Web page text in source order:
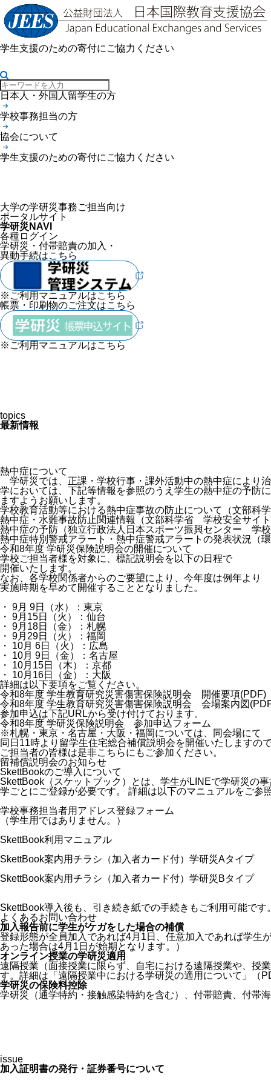
学生支援のための寄付にご協力ください
日本人・外国人留学生の方
学校事務担当の方
協会について
学生支援のための寄付にご協力ください
学研災NAVI TOP
付帯総合保険等の導入手続
帳票・印刷物ダウンロード
約款等
大学の学研災事務ご担当向け
ポータルサイト
学研災NAVI
各種ログイン
学研災・付帯賠責の加入・
異動手続はこちら
※ご利用マニュアルはこちら
帳票・印刷物のご注文はこちら
※ご利用マニュアルはこちら
topics
最新情報
熱中症について
学研災では、正課・学校行事・課外活動中の熱中症により
学においては、下記等情報を参照のうえ学生の熱中症の予防
ますようお願いします。
学校教育活動等における熱中症事故の防止について（文部
熱中症・水難事故防止関連情報（文部科学省 学校安全サイ
熱中症の予防（独立行政法人日本スポーツ振興センター 学
熱中症特別警戒アラート・熱中症警戒アラートの発表状況（
令和8年度 学研災保険説明会の開催について
学校ご担当者様を対象に、標記説明会を以下の日程で
開催いたします。
なお、各学校関係者からのご要望により、今年度は例年より
実施時期を早めて開催することとなりました。
・ 9月 9日（水）：東京
・ 9月15日（火）：仙台
・ 9月18日（金）：札幌
・ 9月29日（火）：福岡
・ 10月 6日（火）：広島
・ 10月 9日（金）：名古屋
・ 10月15日（木）：京都
・ 10月16日（金）：大阪
詳細は以下要項をご覧ください。
令和8年度 学生教育研究災害傷害保険説明会 開催要項(PDF)
令和8年度 学生教育研究災害傷害保険説明会 会場案内図
参加申込は下記URLから受け付けております。
令和8年度 学研災保険説明会 参加申込フォーム
※札幌・東京・名古屋・大阪・福岡については、同会場にて
同日11時より留学生住宅総合補償説明会を開催いたしますの
ご担当者の皆様は是非こちらにもご参加ください。
留補償説明会のお知らせ
SkettBookのご導入について
SkettBook（スケットブック）とは、学生がLINEで学研災の
学ごとにご登録が必要です。 詳細は以下のマニュアルをご参
学校事務担当者用アドレス登録フォーム
（学生用ではありません。）
SkettBook利用マニュアル
SkettBook案内用チラシ（加入者カード付）学研災Aタイプ
SkettBook案内用チラシ（加入者カード付）学研災Bタイプ
SkettBook導入後も、引き続き紙での手続きもご利用可能です
よくあるお問い合わせ
加入報告前に学生がケガをした場合の補償
登録形態が全員加入であれば4月1日、任意加入であれば学生
あった場合は4月1日が始期となります。）
オンライン授業の学研災適用
遠隔授業（面接授業に限らず、自宅における遠隔授業や、授
す。詳細は 「遠隔授業中における学研災の適用について」（
学研災の保険料控除
学研災（通学特約・接触感染特約を含む）、付帯賠責、付帯
issue
加入証明書の発行・証券番号について